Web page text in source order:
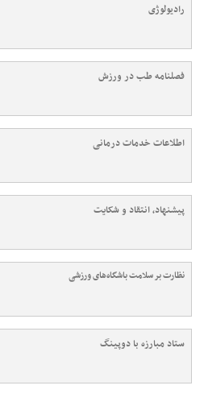
رادیولوژی
فصلنامه طب در ورزش
اطلاعات خدمات درمانی
پیشنهاد، انتقاد و شکایت
نظارت بر سلامت باشگاه‌های ورزشی
ستاد مبارزه با دوپینگ